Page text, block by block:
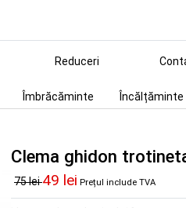
Reduceri
Îmbrăcăminte Încălțăminte
Clema ghidon
75 lei49 lei Prețul include TVA